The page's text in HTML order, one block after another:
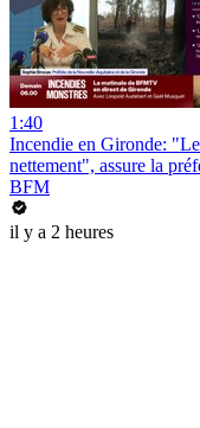
1:40
Incendie en Gironde:
nettement", assure la
BFM
il y a 2 heures